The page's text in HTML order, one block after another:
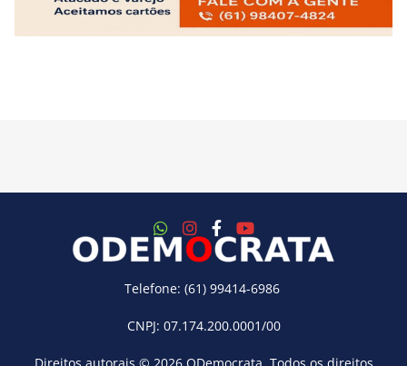
Telefone: (61) 99414-6986
CNPJ: 07.174.200.0001/00